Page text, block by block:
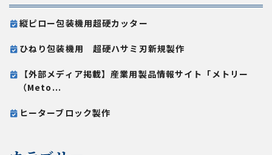
縦ピロー包装機用超硬カッター
ひねり包装機用 超硬ハサミ刃新規製作
【外部メディア掲載】産業用製品情報サイト「メトリー
（Meto...
ヒーターブロック製作